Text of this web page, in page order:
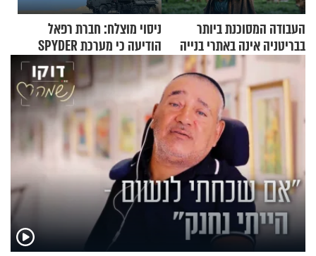
העבודה המסוכנת ביותר
בבריטניה אינה באתרי בנייה
אלא דווקא בשדות
ניסוי מוצלח: חברת רפאל
הודיעה כי מערכת SPYDER
הצליחה ליירט כטב"ם